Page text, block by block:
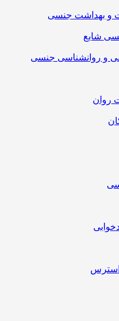
و بهداشت جنسی
شایع
و روانشناسی جنسی
روان